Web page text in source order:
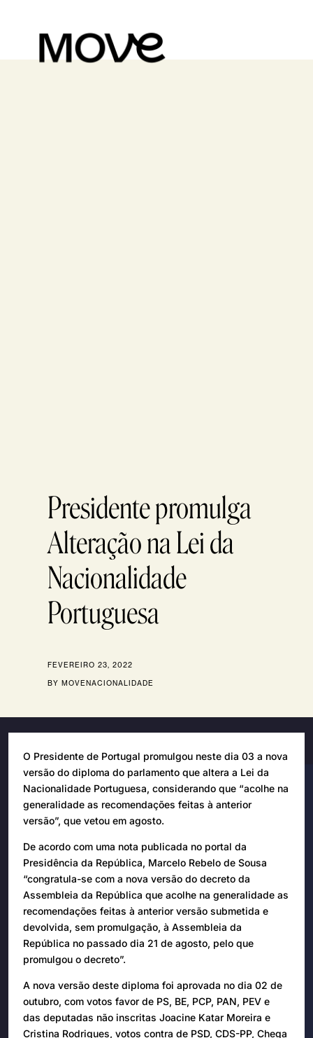
Presidente promulga
Alteração na Lei da
Nacionalidade
Portuguesa
FEVEREIRO 23, 2022
BY MOVENACIONALIDADE
O Presidente de Portugal promulgou neste dia 03 a nova
versão do diploma do parlamento que altera a Lei da
Nacionalidade Portuguesa, considerando que “acolhe na
generalidade as recomendações feitas à anterior
versão”, que vetou em agosto.
De acordo com uma nota publicada no portal da
Presidência da República, Marcelo Rebelo de Sousa
“congratula-se com a nova versão do decreto da
Assembleia da República que acolhe na generalidade as
recomendações feitas à anterior versão submetida e
devolvida, sem promulgação, à Assembleia da
República no passado dia 21 de agosto, pelo que
promulgou o decreto”.
A nova versão deste diploma foi aprovada no dia 02 de
outubro, com votos favor de PS, BE, PCP, PAN, PEV e
das deputadas não inscritas Joacine Katar Moreira e
Cristina Rodrigues, votos contra de PSD, CDS-PP, Chega